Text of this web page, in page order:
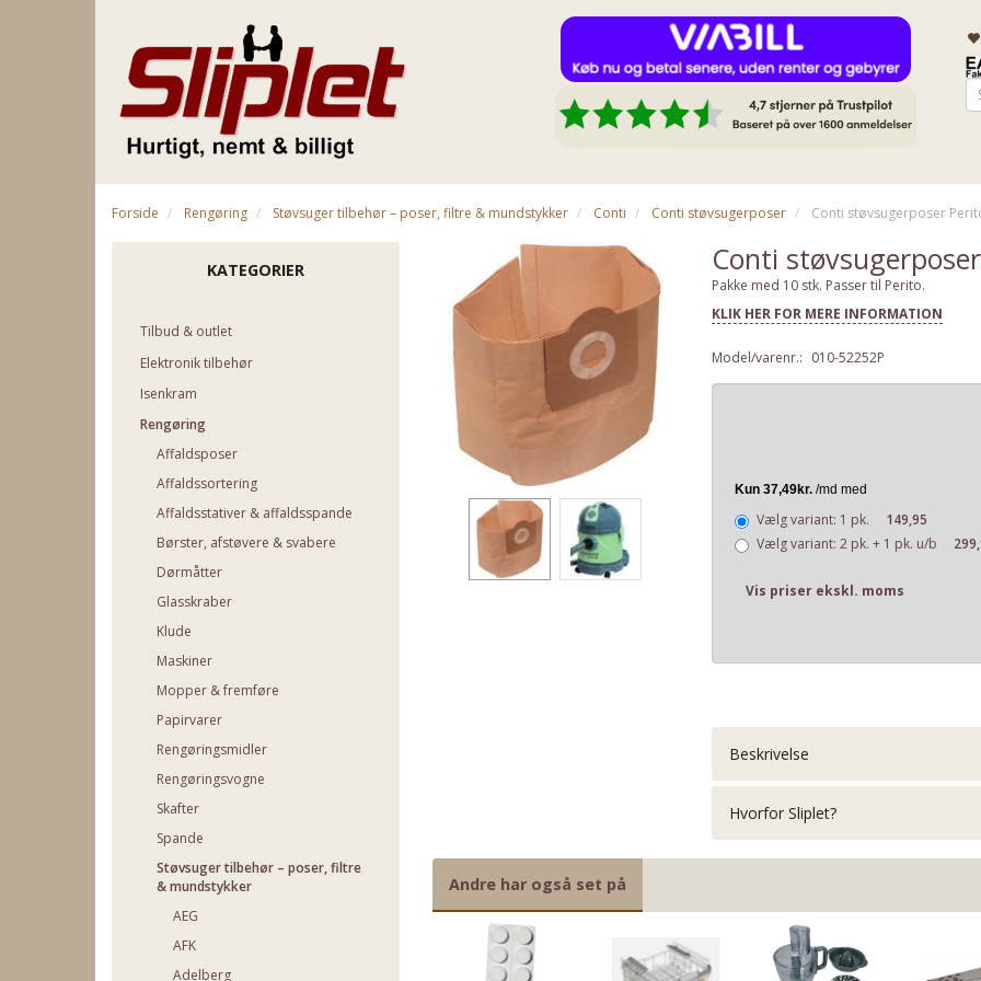
Forside Rengøring Støvsuger tilbehør – poser, filtre & mundstykker Conti Conti støvsugerposer Conti støvsugerposer
KATEGORIER
Tilbud & outlet
Elektronik tilbehør
Isenkram
Rengøring
Affaldsposer
Affaldssortering
Affaldsstativer & affaldsspande
Børster, afstøvere & svabere
Dørmåtter
Glasskraber
Klude
Maskiner
Mopper & fremføre
Papirvarer
Rengøringsmidler
Rengøringsvogne
Skafter
Spande
Støvsuger tilbehør – poser, filtre
& mundstykker
AEG
AFK
Adelberg
Conti
Pakke med 10 stk. Passer til Perito.
KLIK HER FOR MERE INFORMATION
Model/varenr.: 010-52252P
Vælg variant: 1 pk.
149,95
Vælg variant: 2 pk. + 1 pk. u/b
Vis priser ekskl. moms
Beskrivelse
Hvorfor Sliplet?
Andre har også set på